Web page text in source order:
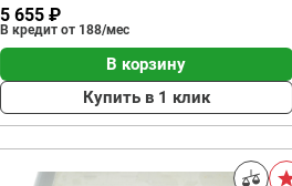
5 655 ₽
В кредит от 188/мес
В корзину
Купить в 1 клик